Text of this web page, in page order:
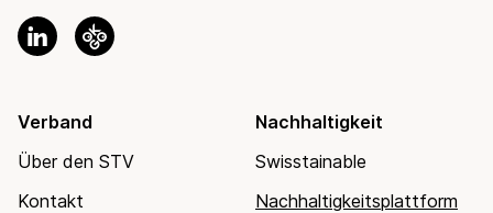
Verband
Über den STV
Kontakt
Nachhaltigkeit
Swisstainable
Nachhaltigkeitsplattform